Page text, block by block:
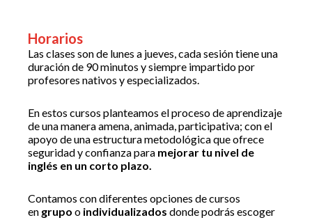
Horarios
Las clases son de lunes a jueves, cada sesión tiene una
duración de 90 minutos y siempre impartido por
profesores nativos y especializados.
En estos cursos planteamos el proceso de aprendizaje
de una manera amena, animada, participativa; con el
apoyo de una estructura metodológica que ofrece
seguridad y confianza para mejorar tu nivel de
inglés en un corto plazo.
Contamos con diferentes opciones de cursos
en grupo o individualizados donde podrás escoger